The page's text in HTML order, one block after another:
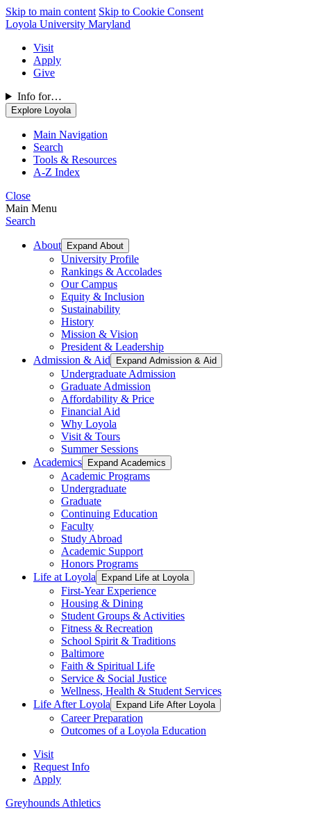
Skip to main content Skip to Cookie Consent
Loyola University Maryland
Visit
Apply
Give
Info for…
Explore Loyola
Main Navigation
Search
Tools & Resources
A-Z Index
Close
Main Menu
Search
About Expand About
University Profile
Rankings & Accolades
Our Campus
Equity & Inclusion
Sustainability
History
Mission & Vision
President & Leadership
Admission & Aid
Expand Admission & Aid
Undergraduate Admission
Graduate Admission
Affordability & Price
Financial Aid
Why Loyola
Visit & Tours
Summer Sessions
Academics
Expand Academics
Academic Programs
Undergraduate
Graduate
Continuing Education
Faculty
Study Abroad
Academic Support
Honors Programs
Life at Loyola
Expand Life at Loyola
First-Year Experience
Housing & Dining
Student Groups & Activities
Fitness & Recreation
School Spirit & Traditions
Baltimore
Faith & Spiritual Life
Service & Social Justice
Wellness, Health & Student Services
Life After Loyola
Expand Life After Loyola
Career Preparation
Outcomes of a Loyola Education
Visit
Request Info
Apply
Greyhounds Athletics